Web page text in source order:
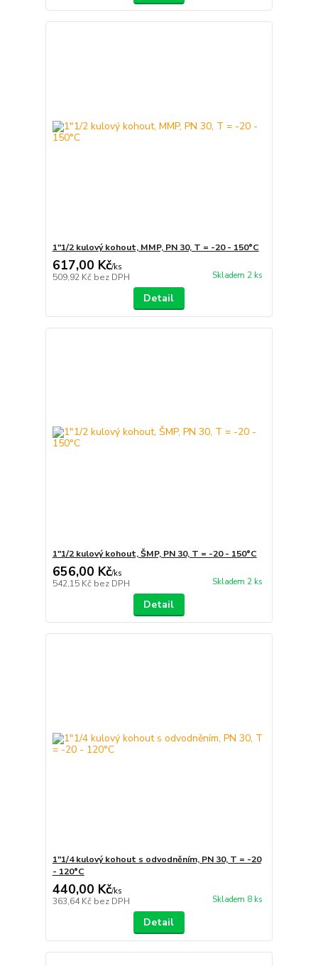
1"1/2 kulový kohout, MMP, PN 30, T = -20 - 150°C
617,00 Kč/ks
509,92 Kč bez DPH Skladem 2 ks
Detail
1"1/2 kulový kohout, ŠMP, PN 30, T = -20 - 150°C
656,00 Kč/ks
542,15 Kč bez DPH Skladem 2 ks
Detail
1"1/4 kulový kohout s odvodněním, PN 30, T = -20
- 120°C
440,00 Kč/ks
363,64 Kč bez DPH Skladem 8 ks
Detail